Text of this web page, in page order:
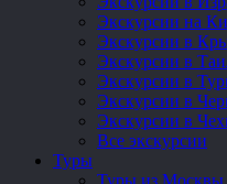
Экскурсии на
Экскурсии в
Экскурсии в
Экскурсии в
Экскурсии в
Экскурсии в
Все экскурсии
Туры
Туры из Москвы